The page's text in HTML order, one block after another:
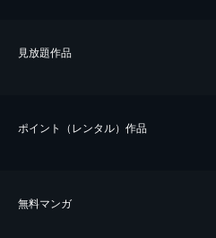
⾒放題作品
ポイント（レンタル）作品
無料マンガ